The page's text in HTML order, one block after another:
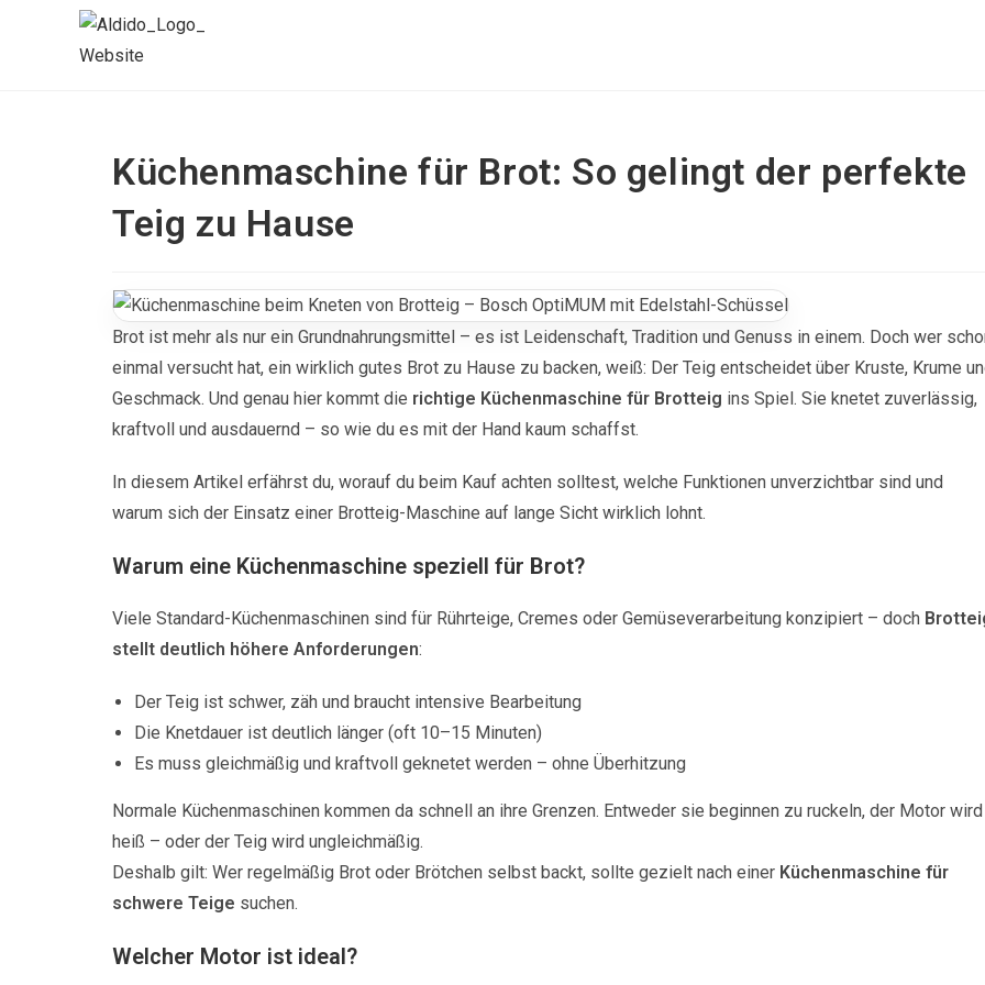
Küchenmaschine für Brot: So gelingt der perfekte
Teig zu Hause
Brot ist mehr als nur ein Grundnahrungsmittel – es ist Leidenschaft, Tradition und Genuss in einem. Doch wer
einmal versucht hat, ein wirklich gutes Brot zu Hause zu backen, weiß: Der Teig entscheidet über Kruste, Krume
Geschmack. Und genau hier kommt die richtige Küchenmaschine für Brotteig ins Spiel. Sie knetet zuverlässig,
kraftvoll und ausdauernd – so wie du es mit der Hand kaum schaffst.
In diesem Artikel erfährst du, worauf du beim Kauf achten solltest, welche Funktionen unverzichtbar sind und
warum sich der Einsatz einer Brotteig-Maschine auf lange Sicht wirklich lohnt.
Warum eine Küchenmaschine speziell für Brot?
Viele Standard-Küchenmaschinen sind für Rührteige, Cremes oder Gemüseverarbeitung konzipiert – doch
stellt deutlich höhere Anforderungen:
Der Teig ist schwer, zäh und braucht intensive Bearbeitung
Die Knetdauer ist deutlich länger (oft 10–15 Minuten)
Es muss gleichmäßig und kraftvoll geknetet werden – ohne Überhitzung
Normale Küchenmaschinen kommen da schnell an ihre Grenzen. Entweder sie beginnen zu ruckeln, der Motor wird
heiß – oder der Teig wird ungleichmäßig.
Deshalb gilt: Wer regelmäßig Brot oder Brötchen selbst backt, sollte gezielt nach einer Küchenmaschine für
schwere Teige suchen.
Welcher Motor ist ideal?